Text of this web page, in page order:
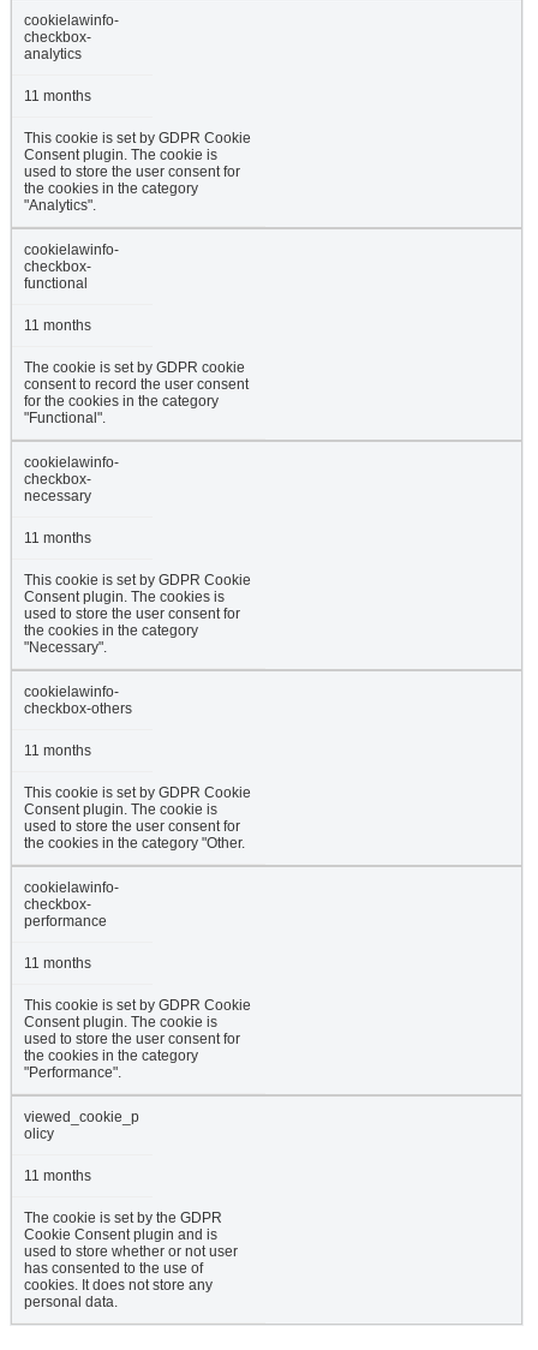
cookielawinfo-
checkbox-
analytics
11 months
This cookie is set by GDPR Cookie
Consent plugin. The cookie is
used to store the user consent for
the cookies in the category
"Analytics".
cookielawinfo-
checkbox-
functional
11 months
The cookie is set by GDPR cookie
consent to record the user consent
for the cookies in the category
"Functional".
cookielawinfo-
checkbox-
necessary
11 months
This cookie is set by GDPR Cookie
Consent plugin. The cookies is
used to store the user consent for
the cookies in the category
"Necessary".
cookielawinfo-
checkbox-others
11 months
This cookie is set by GDPR Cookie
Consent plugin. The cookie is
used to store the user consent for
the cookies in the category "Other.
cookielawinfo-
checkbox-
performance
11 months
This cookie is set by GDPR Cookie
Consent plugin. The cookie is
used to store the user consent for
the cookies in the category
"Performance".
viewed_cookie_p
olicy
11 months
The cookie is set by the GDPR
Cookie Consent plugin and is
used to store whether or not user
has consented to the use of
cookies. It does not store any
personal data.